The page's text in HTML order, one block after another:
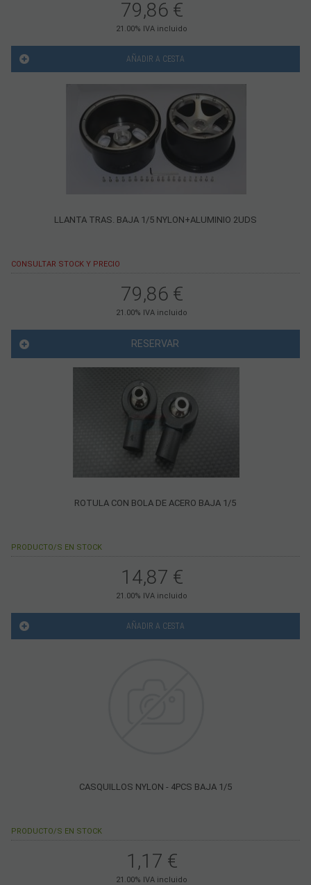
79,86 €
21.00% IVA incluido
AÑADIR A CESTA
LLANTA TRAS. BAJA 1/5 NYLON+ALUMINIO 2UDS
CONSULTAR STOCK Y PRECIO
79,86 €
21.00% IVA incluido
RESERVAR
ROTULA CON BOLA DE ACERO BAJA 1/5
PRODUCTO/S EN STOCK
14,87 €
21.00% IVA incluido
AÑADIR A CESTA
CASQUILLOS NYLON - 4PCS BAJA 1/5
PRODUCTO/S EN STOCK
1,17 €
21.00% IVA incluido